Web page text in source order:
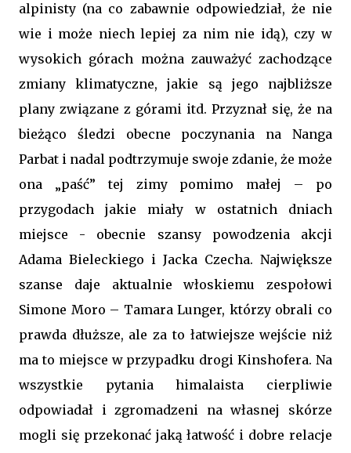
alpinisty (na co zabawnie odpowiedział, że nie
wie i może niech lepiej za nim nie idą), czy w
wysokich górach można zauważyć zachodzące
zmiany klimatyczne, jakie są jego najbliższe
plany związane z górami itd. Przyznał się, że na
bieżąco śledzi obecne poczynania na Nanga
Parbat i nadal podtrzymuje swoje zdanie, że może
ona „paść” tej zimy pomimo małej – po
przygodach jakie miały w ostatnich dniach
miejsce - obecnie szansy powodzenia akcji
Adama Bieleckiego i Jacka Czecha. Największe
szanse daje aktualnie włoskiemu zespołowi
Simone Moro – Tamara Lunger, którzy obrali co
prawda dłuższe, ale za to łatwiejsze wejście niż
ma to miejsce w przypadku drogi Kinshofera. Na
wszystkie pytania himalaista cierpliwie
odpowiadał i zgromadzeni na własnej skórze
mogli się przekonać jaką łatwość i dobre relacje